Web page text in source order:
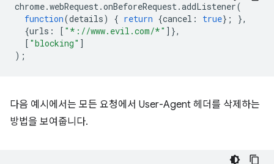
chrome.webRequest.onBeforeRequest.addListener(
function(details) { return {cancel : true};
},
{urls : [ "*://www.evil.com/*" ]},
[ "blocking" ]
);
다음 예시에서는 모든 요청에서 User-Agent 헤더를 삭제하는
방법을 보여줍니다.